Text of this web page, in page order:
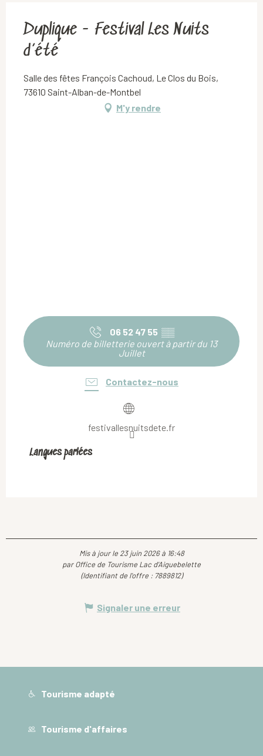
Duplique - Festival Les Nuits
d’été
Salle des fêtes François Cachoud, Le Clos du Bois,
73610 Saint-Alban-de-Montbel
M'y rendre
06 52 47 55 ▒▒
Numéro de billetterie ouvert à partir du 13
Juillet
Contactez-nous
festivallesnuitsdete.fr
Langues parlées
Langues parlées
Mis à jour le 23 juin 2026 à 16:48
par Office de Tourisme Lac d'Aiguebelette
(Identifiant de l'offre : 7889812)
Signaler une erreur
Tourisme adapté
Tourisme d'affaires